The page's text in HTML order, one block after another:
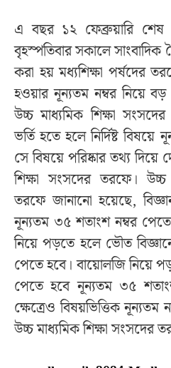
এ বছর ১২ ফেব্রুয়ারি শেষ
বৃহস্পতিবার সকালে
করা হয় মধ্যশিক্ষা পর্ষদের
হওয়ার নূন্যতম নম্বর নিয়ে
উচ্চ মাধ্যমিক শিক্ষা
ভর্তি হতে হলে নির্দিষ্ট
সে বিষয়ে পরিষ্কার তথ্য দিয়ে
শিক্ষা সংসদের তরফে। উচ্চ
তরফে জানানো হয়েছে,
নূন্যতম ৩৫ শতাংশ নম্বর পেতে
নিয়ে পড়তে হলে ভৌত
পেতে হবে। বায়োলজি নিয়ে
পেতে হবে নূন্যতম ৩৫
ক্ষেত্রেও বিষয়ভিত্তিক নূন্যতম
উচ্চ মাধ্যমিক শিক্ষা সংসদের